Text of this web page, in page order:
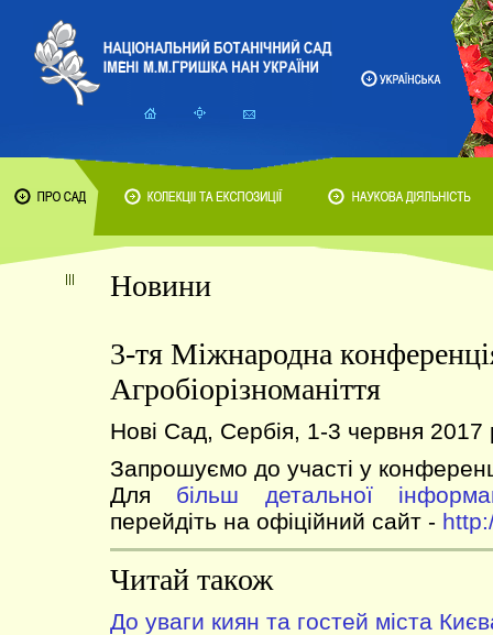
Новини
3-тя Міжнародна
Агробіорізноманіття
Нові Сад, Сербія, 1-3 червня 2017
Запрошуємо до участі у
Для більш детальної
перейдіть на офіційний сайт -
Читай також
До уваги киян та гостей міста